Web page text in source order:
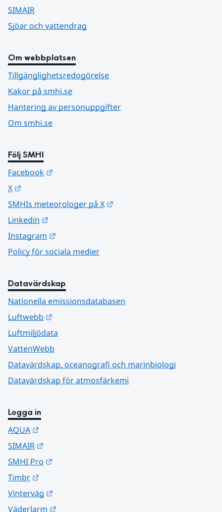
SIMAIR
Sjöar och vattendrag
Om webbplatsen
Tillgänglighetsredogörelse
Kakor på smhi.se
Hantering av personuppgifter
Om smhi.se
Följ SMHI
Facebook
X
SMHIs meteorologer på X
Linkedin
Instagram
Policy för sociala medier
Datavärdskap
Nationella emissionsdatabasen
Luftwebb
Luftmiljödata
VattenWebb
Datavärdskap, oceanografi och marinbiologi
Datavärdskap för atmosfärkemi
Logga in
AQUA
SIMAIR
SMHI Pro
Timbr
Vinterväg
Väderlarm